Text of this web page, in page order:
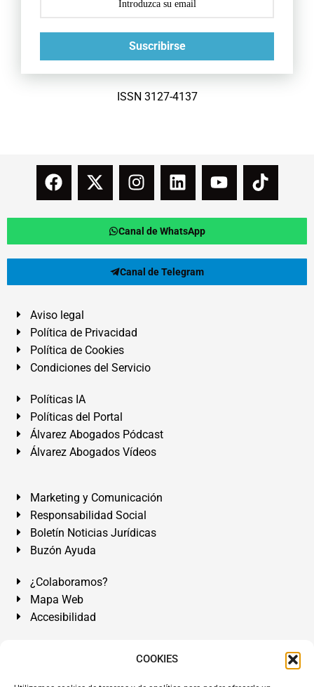
COOKIES
Suscribirse
ISSN 3127-4137
Canal de WhatsApp
Canal de Telegram
Aviso legal
Política de Privacidad
Política de Cookies
Condiciones del Servicio
Políticas IA
Políticas del Portal
Álvarez Abogados Pódcast
Álvarez Abogados Vídeos
Marketing y Comunicación
Responsabilidad Social
Boletín Noticias Jurídicas
Buzón Ayuda
¿Colaboramos?
Mapa Web
Accesibilidad
Álvarez Abogados Tenerife:Calle Teobaldo Power Nº 7,
2º Derecha, El Médano, Granadilla de Abona, Santa Cruz